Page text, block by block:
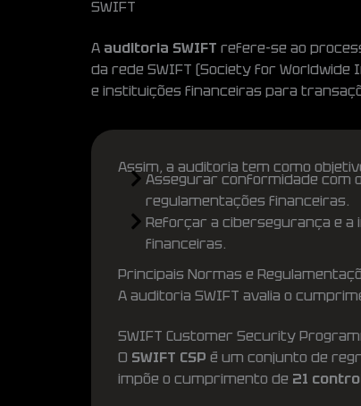
SWIFT
A auditoria SWIFT refere-se ao
da rede SWIFT (Society for Worldwide
e instituições financeiras para
Assim, a auditoria tem como
Assegurar conformidade com
regulamentações financeiras.
Reforçar a cibersegurança e a
financeiras.
Principais Normas e
A auditoria SWIFT avalia o
SWIFT Customer Security
O SWIFT CSP é um conjunto de
impõe o cumprimento de 21